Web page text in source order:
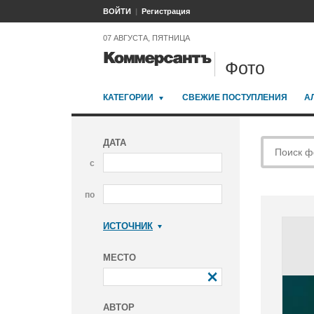
ВОЙТИ Регистрация
07 АВГУСТА, ПЯТНИЦА
Фото
КАТЕГОРИИ СВЕЖИЕ ПОСТУПЛЕНИЯ
ДАТА
с
по
ИСТОЧНИК
МЕСТО
АВТОР